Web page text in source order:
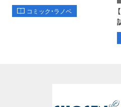
コミック・ラノベ